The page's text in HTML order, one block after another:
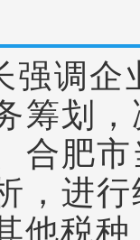
强调企
筹划
合肥
，进
他税